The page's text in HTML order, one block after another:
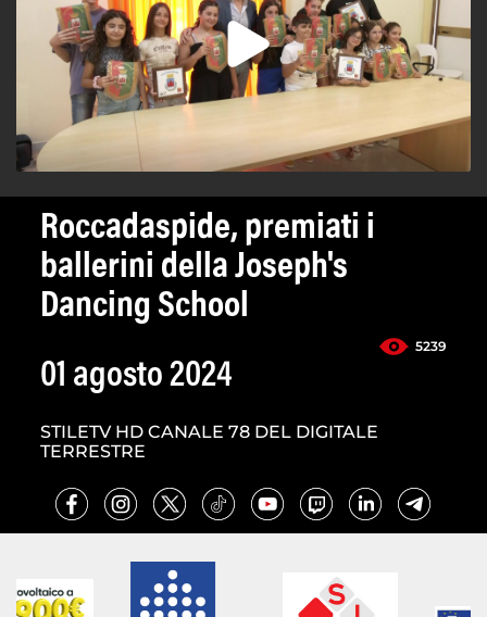
Roccadaspide, premiati i
ballerini della Joseph's
Dancing School
5239
01 agosto 2024
STILETV HD CANALE 78 DEL DIGITALE
TERRESTRE